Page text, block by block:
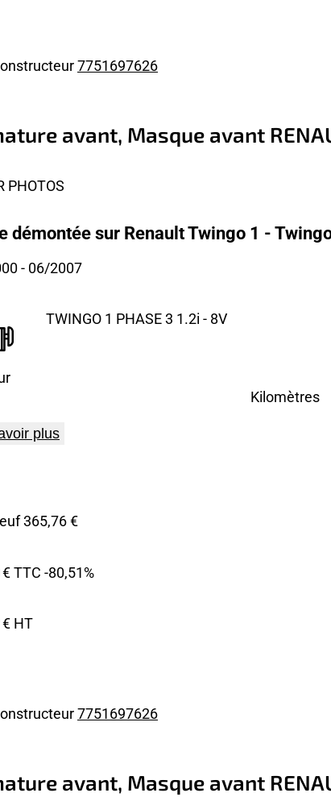
7751697626
avant, Masque avant
PHOTOS
démontée sur Renault Twingo 1 -
- 06/2007
TWINGO 1 PHASE 3 1.2i - 8V
Kilomètres
plus
365,76 €
TTC -80,51%
HT
7751697626
avant, Masque avant